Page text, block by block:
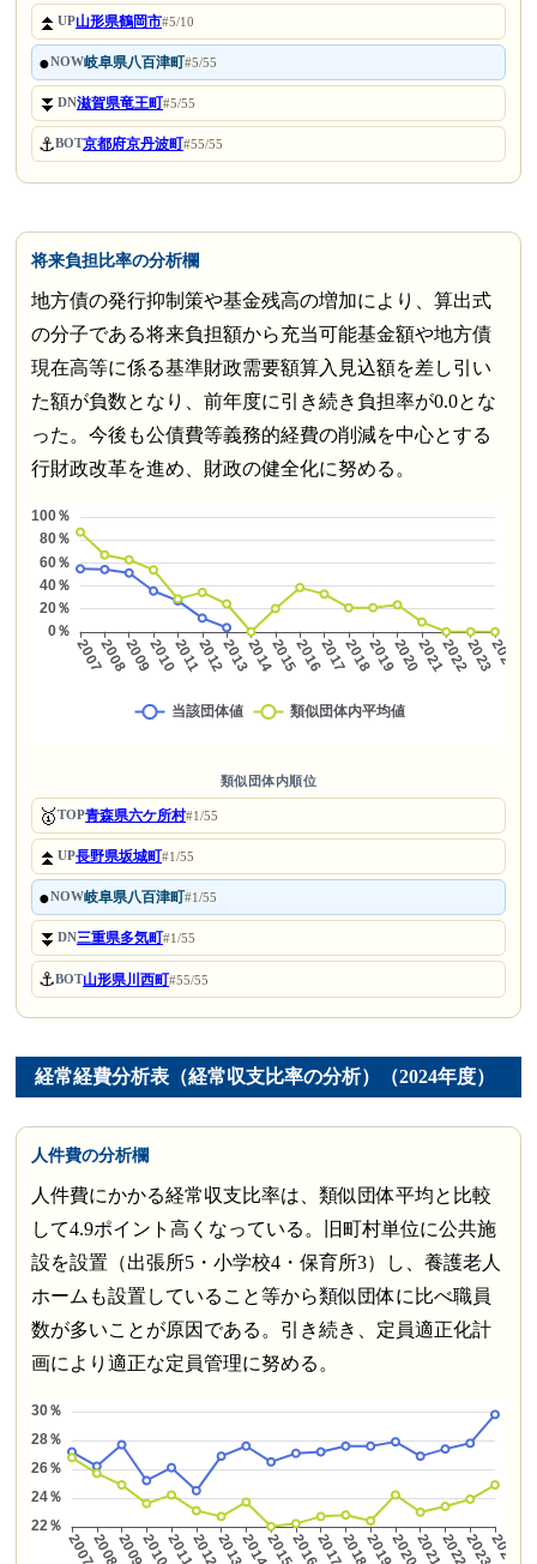
⏫UP山形県鶴岡市#5/10
●NOW岐阜県八百津町#5/55
⏬DN滋賀県竜王町#5/55
⚓BOT京都府京丹波町#55/55
将来負担比率の分析欄
地方債の発行抑制策や基金残高の増加により、算出式
の分子である将来負担額から充当可能基金額や地方債
現在高等に係る基準財政需要額算入見込額を差し引い
た額が負数となり、前年度に引き続き負担率が0.0とな
った。今後も公債費等義務的経費の削減を中心とする
行財政改革を進め、財政の健全化に努める。
類似団体内順位
🥇TOP青森県六ケ所村#1/55
⏫UP長野県坂城町#1/55
●NOW岐阜県八百津町#1/55
⏬DN三重県多気町#1/55
⚓BOT山形県川西町#55/55
経常経費分析表（経常収支比率の分析）（2024年度）
人件費の分析欄
人件費にかかる経常収支比率は、類似団体平均と比較
して4.9ポイント高くなっている。旧町村単位に公共施
設を設置（出張所5・小学校4・保育所3）し、養護老人
ホームも設置していること等から類似団体に比べ職員
数が多いことが原因である。引き続き、定員適正化計
画により適正な定員管理に努める。